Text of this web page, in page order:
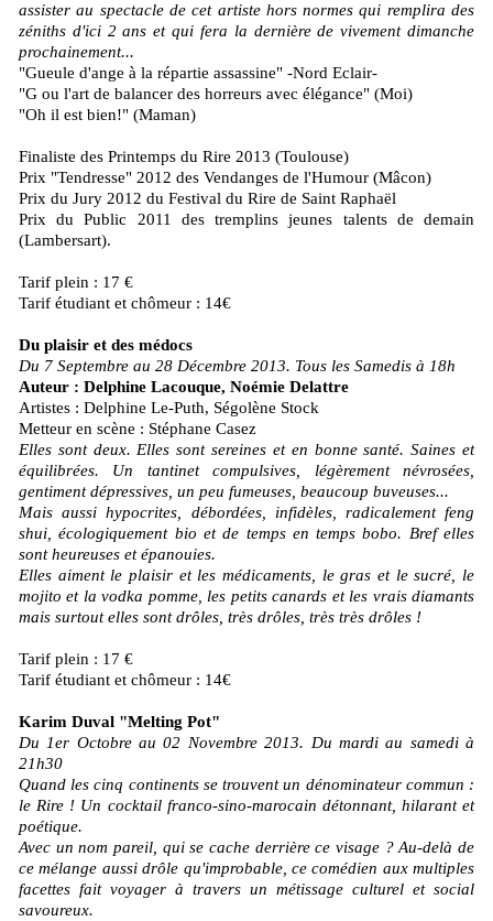
assister au spectacle de cet artiste hors normes qui remplira des
zéniths d'ici 2 ans et qui fera la dernière de vivement dimanche
prochainement...
"Gueule d'ange à la répartie assassine" -Nord Eclair-
"G ou l'art de balancer des horreurs avec élégance" (Moi)
"Oh il est bien!" (Maman)
Finaliste des Printemps du Rire 2013 (Toulouse)
Prix "Tendresse" 2012 des Vendanges de l'Humour (Mâcon)
Prix du Jury 2012 du Festival du Rire de Saint Raphaël
Prix du Public 2011 des tremplins jeunes talents de demain
(Lambersart).
Tarif plein : 17 €
Tarif étudiant et chômeur : 14€
Du plaisir et des médocs
Du 7 Septembre au 28 Décembre 2013. Tous les Samedis à 18h
Auteur : Delphine Lacouque, Noémie Delattre
Artistes : Delphine Le-Puth, Ségolène Stock
Metteur en scène : Stéphane Casez
Elles sont deux. Elles sont sereines et en bonne santé. Saines et
équilibrées. Un tantinet compulsives, légèrement névrosées,
gentiment dépressives, un peu fumeuses, beaucoup buveuses...
Mais aussi hypocrites, débordées, infidèles, radicalement feng
shui, écologiquement bio et de temps en temps bobo. Bref elles
sont heureuses et épanouies.
Elles aiment le plaisir et les médicaments, le gras et le sucré, le
mojito et la vodka pomme, les petits canards et les vrais diamants
mais surtout elles sont drôles, très drôles, très très drôles !
Tarif plein : 17 €
Tarif étudiant et chômeur : 14€
Karim Duval "Melting Pot"
Du 1er Octobre au 02 Novembre 2013. Du mardi au samedi à
21h30
Quand les cinq continents se trouvent un dénominateur commun :
le Rire ! Un cocktail franco-sino-marocain détonnant, hilarant et
poétique.
Avec un nom pareil, qui se cache derrière ce visage ? Au-delà de
ce mélange aussi drôle qu'improbable, ce comédien aux multiples
facettes fait voyager à travers un métissage culturel et social
savoureux.